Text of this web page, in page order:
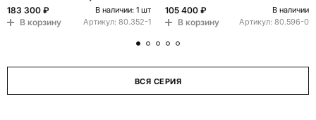
183 300 ₽
В наличии: 1 шт
В корзину Артикул: 80.352-1
105 400 ₽
В наличии
В корзину Артикул: 80.596-0
ВСЯ СЕРИЯ